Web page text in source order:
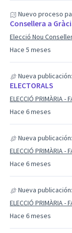
Hace 5 meses
Nuevo proceso
Consellera a
Elecció Nou
Hace 6 meses
Nueva publicación:
ELECTORALS
ELECCIÓ PRIMÀRIA -
Hace 6 meses
Nueva publicación:
ELECCIÓ PRIMÀRIA -
Hace 6 meses
Nueva publicación:
ELECCIÓ PRIMÀRIA -